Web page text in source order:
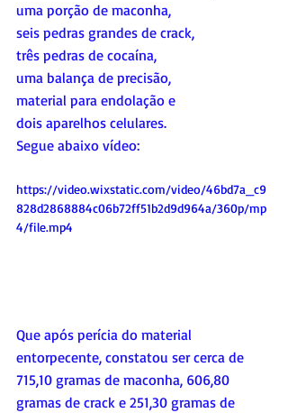
uma porção de maconha,
seis pedras grandes de crack,
três pedras de cocaína,
uma balança de precisão,
material para endolação e
dois aparelhos celulares.
Segue abaixo vídeo:
https://video.wixstatic.com/video/46bd7a_c9
828d2868884c06b72ff51b2d9d964a/360p/mp
4/file.mp4
Que após perícia do material
entorpecente, constatou ser cerca de
715,10 gramas de maconha, 606,80
gramas de crack e 251,30 gramas de